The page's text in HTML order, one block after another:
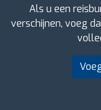
Als u een
verschijnen, voeg